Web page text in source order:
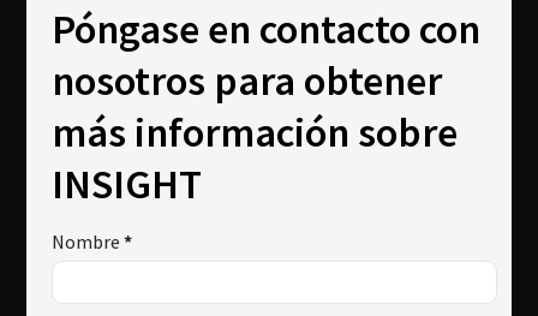
Póngase en contacto con
nosotros para obtener
más información sobre
INSIGHT
Nombre *